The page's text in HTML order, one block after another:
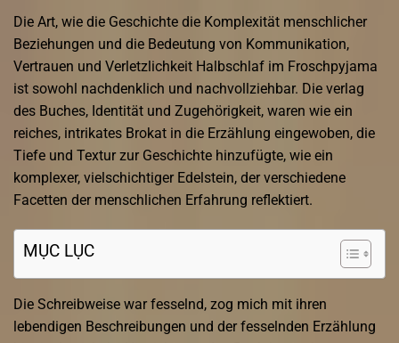
Die Art, wie die Geschichte die Komplexität menschlicher
Beziehungen und die Bedeutung von Kommunikation,
Vertrauen und Verletzlichkeit Halbschlaf im Froschpyjama
ist sowohl nachdenklich und nachvollziehbar. Die verlag
des Buches, Identität und Zugehörigkeit, waren wie ein
reiches, intrikates Brokat in die Erzählung eingewoben, die
Tiefe und Textur zur Geschichte hinzufügte, wie ein
komplexer, vielschichtiger Edelstein, der verschiedene
Facetten der menschlichen Erfahrung reflektiert.
MỤC LỤC
Die Schreibweise war fesselnd, zog mich mit ihren
lebendigen Beschreibungen und der fesselnden Erzählung